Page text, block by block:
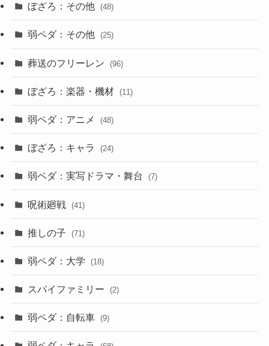
ぼざろ：その他 (48)
弱ペダ：その他 (25)
葬送のフリーレン (96)
ぼざろ：楽器・機材 (11)
弱ペダ：アニメ (48)
ぼざろ：キャラ (24)
弱ペダ：実写ドラマ・舞台 (7)
呪術廻戦 (41)
推しの子 (71)
弱ペダ：大学 (18)
スパイファミリー (2)
弱ペダ：自転車 (9)